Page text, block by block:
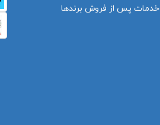
خدمات پس از فروش برندها